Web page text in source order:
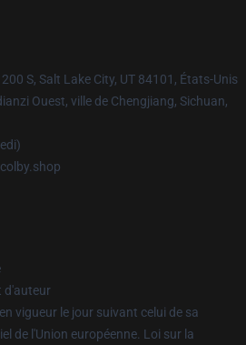
200 S, Salt Lake City, UT 84101, États-Unis
Ouest, ville de Chengjiang, Sichuan,
d'auteur
vigueur le jour suivant celui de sa
de l'Union européenne. Loi sur la